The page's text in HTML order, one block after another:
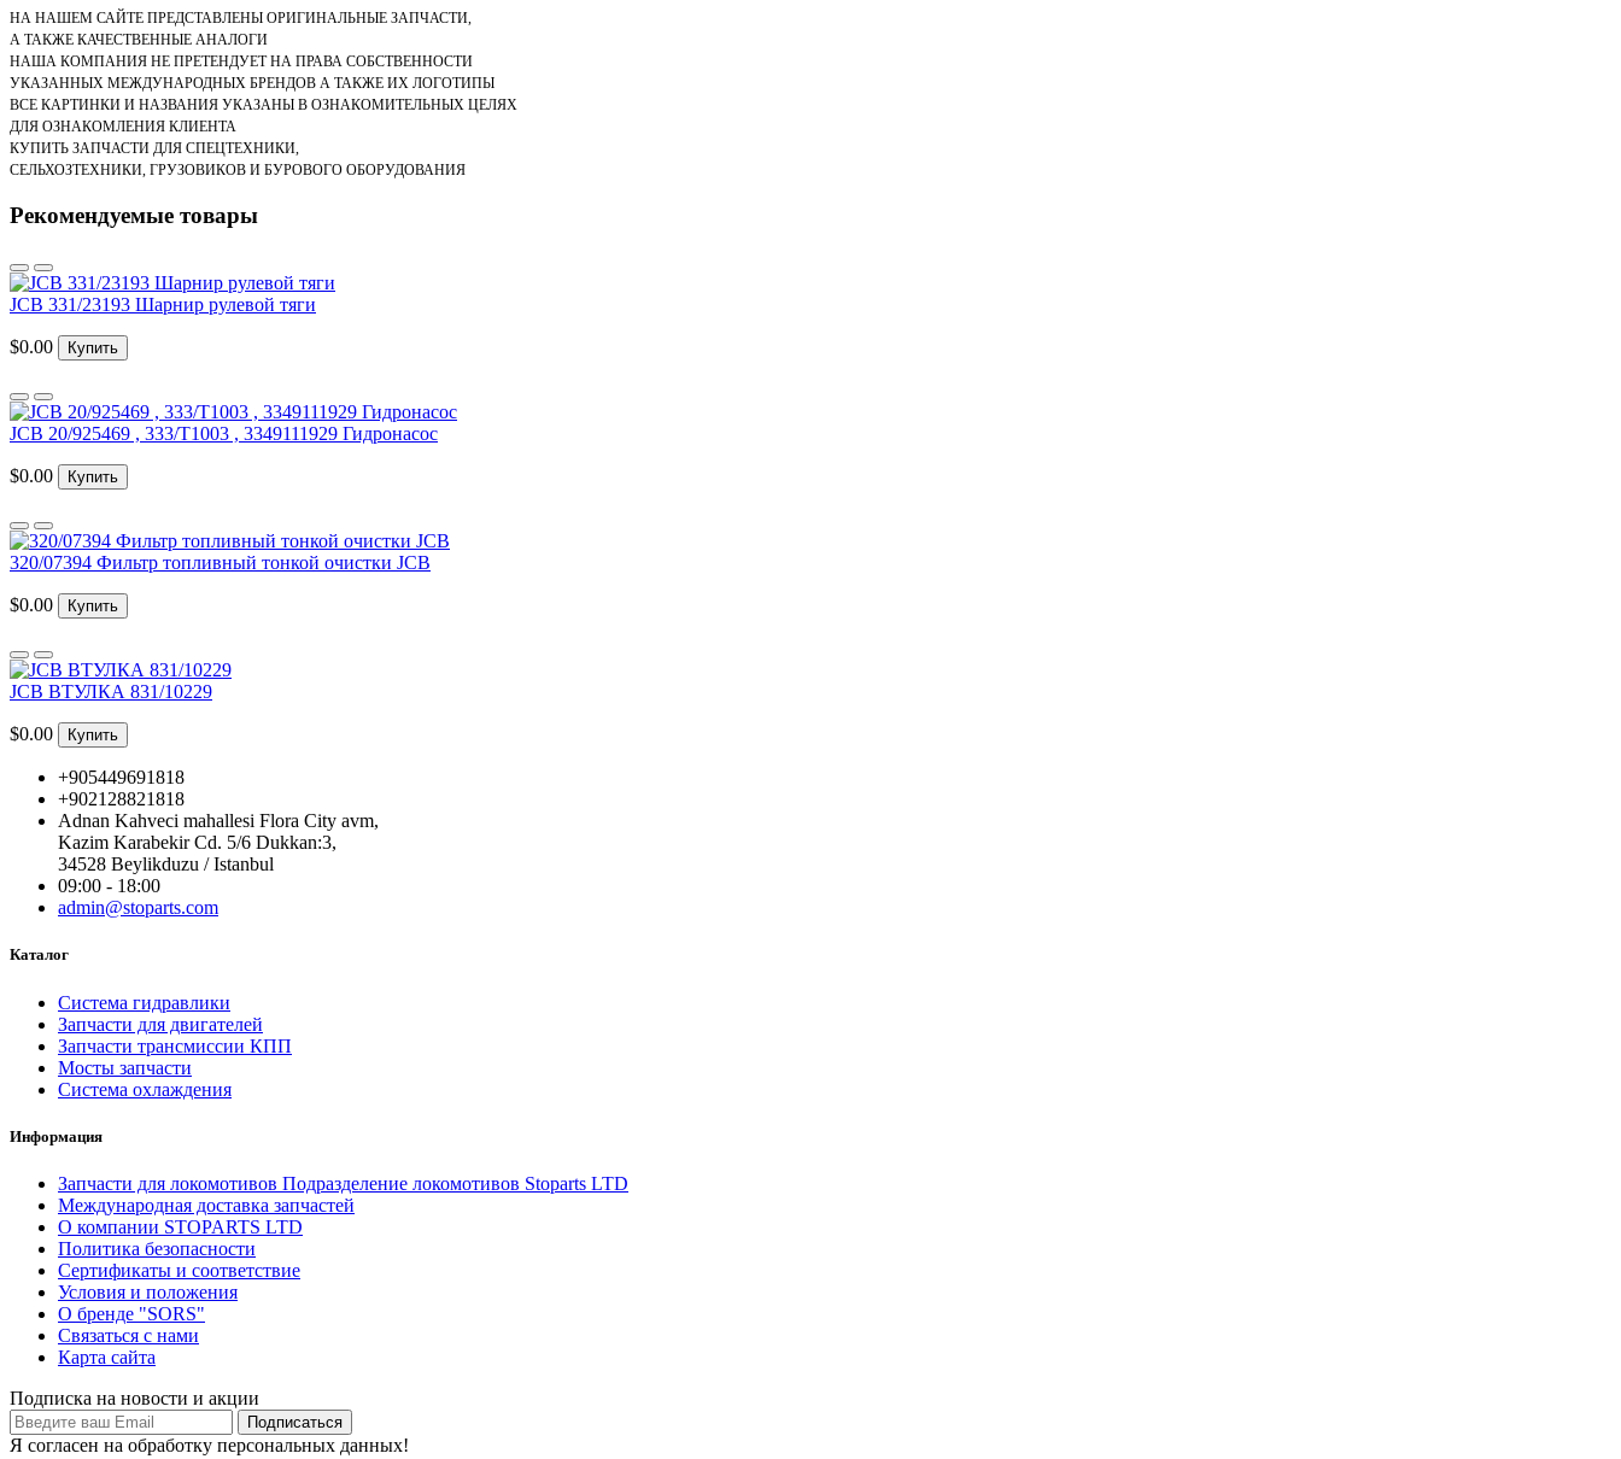
НА НАШЕМ САЙТЕ ПРЕДСТАВЛЕНЫ ОРИГИНАЛЬНЫЕ ЗАПЧАСТИ,
А ТАКЖЕ КАЧЕСТВЕННЫЕ АНАЛОГИ
НАША КОМПАНИЯ НЕ ПРЕТЕНДУЕТ НА ПРАВА СОБСТВЕННОСТИ
УКАЗАННЫХ МЕЖДУНАРОДНЫХ БРЕНДОВ А ТАКЖЕ ИХ ЛОГОТИПЫ
ВСЕ КАРТИНКИ И НАЗВАНИЯ УКАЗАНЫ В ОЗНАКОМИТЕЛЬНЫХ ЦЕЛЯХ
ДЛЯ ОЗНАКОМЛЕНИЯ КЛИЕНТА
КУПИТЬ ЗАПЧАСТИ ДЛЯ СПЕЦТЕХНИКИ,
СЕЛЬХОЗТЕХНИКИ, ГРУЗОВИКОВ И БУРОВОГО ОБОРУДОВАНИЯ
Рекомендуемые товары
JCB 331/23193 Шарнир рулевой тяги
$0.00 Купить
JCB 20/925469 , 333/T1003 , 3349111929 Гидронасос
$0.00 Купить
320/07394 Фильтр топливный тонкой очистки JCB
$0.00 Купить
JCB ВТУЛКА 831/10229
$0.00 Купить
+905449691818
+902128821818
Adnan Kahveci mahallesi Flora City avm,
Kazim Karabekir Cd. 5/6 Dukkan:3,
34528 Beylikduzu / Istanbul
09:00 - 18:00
admin@stoparts.com
Каталог
Система гидравлики
Запчасти для двигателей
Запчасти трансмиссии КПП
Мосты запчасти
Система охлаждения
Информация
Запчасти для локомотивов Подразделение локомотивов Stoparts LTD
Международная доставка запчастей
О компании STOPARTS LTD
Политика безопасности
Сертификаты и соответствие
Условия и положения
О бренде "SORS"
Связаться с нами
Карта сайта
Подписка на новости и акции
Я согласен на обработку персональных данных!